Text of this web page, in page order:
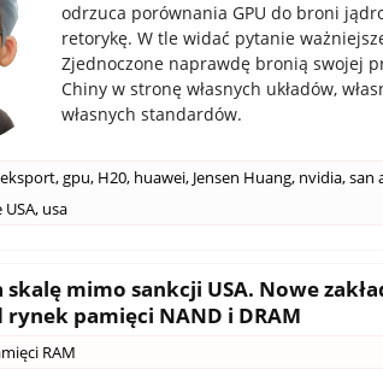
odrzuca porównania GPU do broni
retorykę. W tle widać pytanie
Zjednoczone naprawdę bronią swojej
Chiny w stronę własnych układów,
własnych standardów.
eksport,gpu, H20, huawei, Jensen Huang, nvidia,san
USA, usa
skalę mimo sankcji USA. Nowe
pamięci NAND i DRAM
RAM